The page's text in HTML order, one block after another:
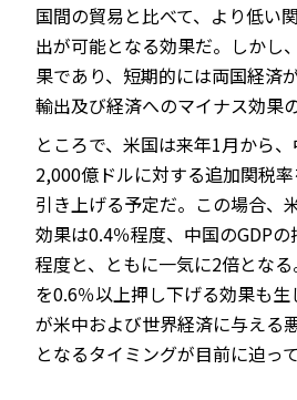
国間の貿易と比べて、より低い
出が可能となる効果だ。しかし
果であり、短期的には両国経済
輸出及び経済へのマイナス効果
ところで、米国は来年1月から
2,000億ドルに対する追加関税
引き上げる予定だ。この場合、
効果は0.4％程度、中国のGDP
程度と、ともに一気に2倍とな
を0.6％以上押し下げる効果も
が米中および世界経済に与える
となるタイミングが目前に迫っ